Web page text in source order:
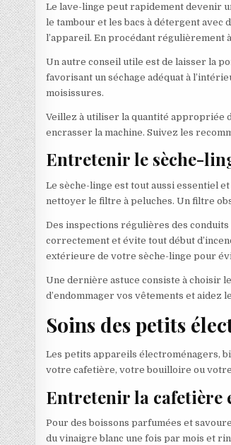
Le lave-linge peut rapidement devenir
le tambour et les bacs à détergent avec
l’appareil. En procédant régulièrement
Un autre conseil utile est de laisser la
favorisant un séchage adéquat à
moisissures.
Veillez à utiliser la quantité appropriée
encrasser la machine. Suivez les
Entretenir le sèche-
Le sèche-linge est tout aussi essentiel
nettoyer le filtre à peluches. Un filtre
Des inspections régulières des
correctement et évite tout début
extérieure de votre sèche-linge pour
Une dernière astuce consiste à choisir
d’endommager vos vêtements et aidez
Soins des petits
Les petits appareils électroménagers,
votre cafetière, votre bouilloire ou
Entretenir la
Pour des boissons parfumées et
du vinaigre blanc une fois par mois et